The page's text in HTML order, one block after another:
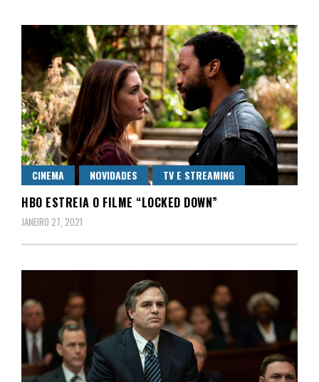
CINEMA NOVIDADES TV E STREAMING
HBO ESTREIA O FILME “LOCKED DOWN”
JANEIRO 27, 2021